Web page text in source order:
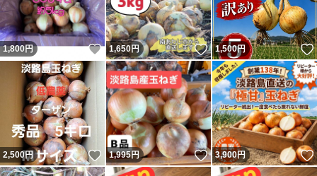
1,800円 いいね！
1,650円 いいね！
1,500円
2,500円 いいね！
1,995円 いいね！
3,900円